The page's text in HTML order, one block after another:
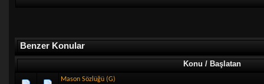
Benzer Konular
Konu / Başlatan
Mason Sözlüğü (G)